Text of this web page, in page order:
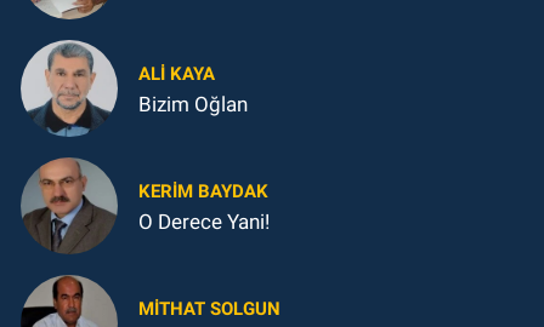
ALI KAYA
Bizim Oğlan
KERIM BAYDAK
O Derece Yani!
MITHAT SOLGUN